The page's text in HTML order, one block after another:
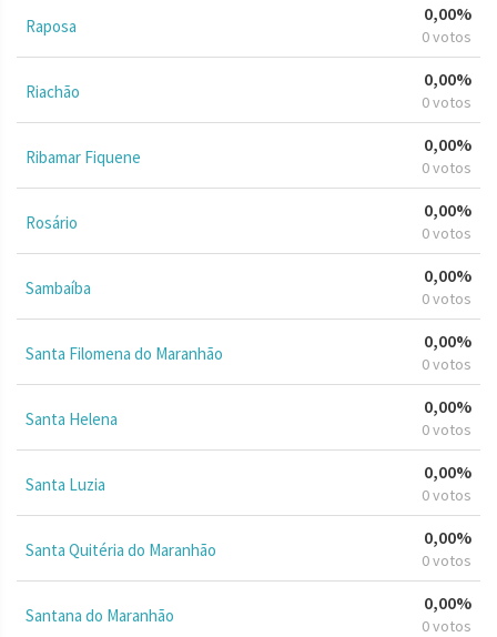
Raposa
0,00%
0 votos
Riachão
0,00%
0 votos
Ribamar Fiquene
0,00%
0 votos
Rosário
0,00%
0 votos
Sambaíba
0,00%
0 votos
Santa Filomena do Maranhão
0,00%
0 votos
Santa Helena
0,00%
0 votos
Santa Luzia
0,00%
0 votos
Santa Quitéria do Maranhão
0,00%
0 votos
Santana do Maranhão
0,00%
0 votos